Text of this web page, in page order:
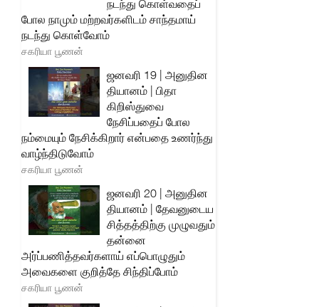
நடந்து கொள்வதைப்
போல நாமும் மற்றவர்களிடம் சாந்தமாய்
நடந்து கொள்வோம்
சகரியா பூணன்
ஜனவரி 19 | அனுதின
தியானம் | பிதா
கிறிஸ்துவை
நேசிப்பதைப் போல
நம்மையும் நேசிக்கிறார் என்பதை உணர்ந்து
வாழ்ந்திடுவோம்
சகரியா பூணன்
ஜனவரி 20 | அனுதின
தியானம் | தேவனுடைய
சித்தத்திற்கு முழுவதும்
தன்னை
அர்ப்பணித்தவர்களாய் எப்பொழுதும்
அவைகளை குறித்தே சிந்திப்போம்
சகரியா பூணன்